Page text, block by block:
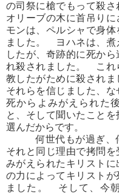
の司祭に槍でもって殺
オリーブの木に首吊り
モンは、ペルシャで身
ました。 ヨハネは、煮
したが、奇跡的に死か
れ殺されました。 これ
教したがために殺され
それらを信じました、
死からよみがえられた
と、そして聞いたこと
選んだからです。
何世代もが過ぎ、
それと同じ理由で拷問
みがえられたキリスト
の力によってキリスト
ました。 そして、今